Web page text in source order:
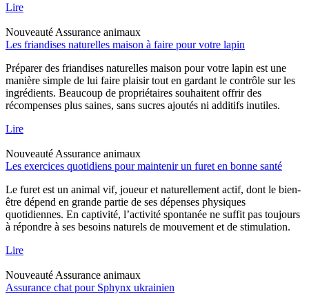
Lire
Nouveauté Assurance animaux
Les friandises naturelles maison à faire pour votre lapin
Préparer des friandises naturelles maison pour votre lapin est une
manière simple de lui faire plaisir tout en gardant le contrôle sur les
ingrédients. Beaucoup de propriétaires souhaitent offrir des
récompenses plus saines, sans sucres ajoutés ni additifs inutiles.
Lire
Nouveauté Assurance animaux
Les exercices quotidiens pour maintenir un furet en bonne santé
Le furet est un animal vif, joueur et naturellement actif, dont le bien-
être dépend en grande partie de ses dépenses physiques
quotidiennes. En captivité, l’activité spontanée ne suffit pas toujours
à répondre à ses besoins naturels de mouvement et de stimulation.
Lire
Nouveauté Assurance animaux
Assurance chat pour Sphynx ukrainien